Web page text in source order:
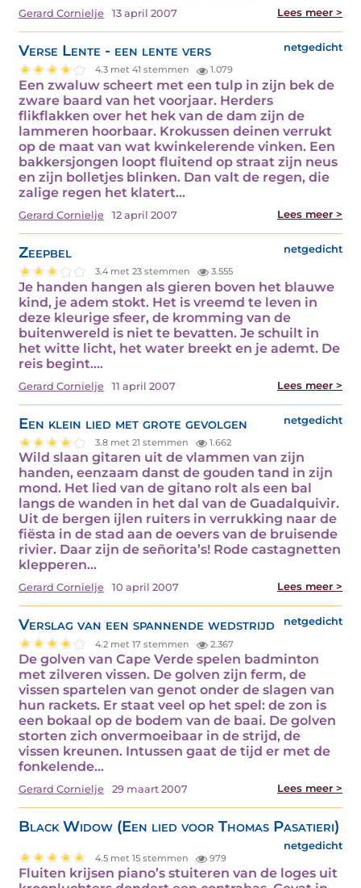
Gerard Cornielje 13 april 2007 Lees meer >
Verse Lente - een lente vers netgedicht
4.3 met 41 stemmen 1.079
Een zwaluw scheert met een tulp in zijn bek de
zware baard van het voorjaar. Herders
flikflakken over het hek van de dam zijn de
lammeren hoorbaar. Krokussen deinen verrukt
op de maat van wat kwinkelerende vinken. Een
bakkersjongen loopt fluitend op straat zijn neus
en zijn bolletjes blinken. Dan valt de regen, die
zalige regen het klatert…
Gerard Cornielje 12 april 2007 Lees meer >
Zeepbel netgedicht
3.4 met 23 stemmen 3.555
Je handen hangen als gieren boven het blauwe
kind, je adem stokt. Het is vreemd te leven in
deze kleurige sfeer, de kromming van de
buitenwereld is niet te bevatten. Je schuilt in
het witte licht, het water breekt en je ademt. De
reis begint.…
Gerard Cornielje 11 april 2007 Lees meer >
Een klein lied met grote gevolgen netgedicht
3.8 met 21 stemmen 1.662
Wild slaan gitaren uit de vlammen van zijn
handen, eenzaam danst de gouden tand in zijn
mond. Het lied van de gitano rolt als een bal
langs de wanden in het dal van de Guadalquivir.
Uit de bergen ijlen ruiters in verrukking naar de
fiësta in de stad aan de oevers van de bruisende
rivier. Daar zijn de señorita’s! Rode castagnetten
klepperen…
Gerard Cornielje 10 april 2007 Lees meer >
Verslag van een spannende wedstrijd netgedicht
4.2 met 17 stemmen 2.367
De golven van Cape Verde spelen badminton
met zilveren vissen. De golven zijn ferm, de
vissen spartelen van genot onder de slagen van
hun rackets. Er staat veel op het spel: de zon is
een bokaal op de bodem van de baai. De golven
storten zich onvermoeibaar in de strijd, de
vissen kreunen. Intussen gaat de tijd er met de
fonkelende…
Gerard Cornielje 29 maart 2007 Lees meer >
Black Widow (Een lied voor Thomas Pasatieri)
netgedicht
4.5 met 15 stemmen 979
Fluiten krijsen piano’s stuiteren van de loges uit